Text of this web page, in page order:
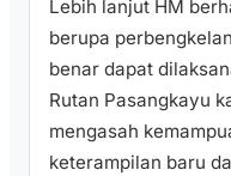
Lebih lanjut HM
berupa
benar dapat
Rutan Pasangkayu
mengasah
keterampilan baru